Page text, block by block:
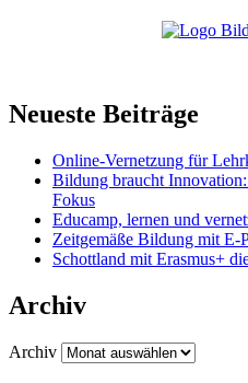
Neueste Beiträge
Online-Vernetzung für
Bildung braucht
Fokus
Educamp, lernen und
Zeitgemäße Bildung mit E-
Schottland mit Erasmus+
Archiv
Archiv